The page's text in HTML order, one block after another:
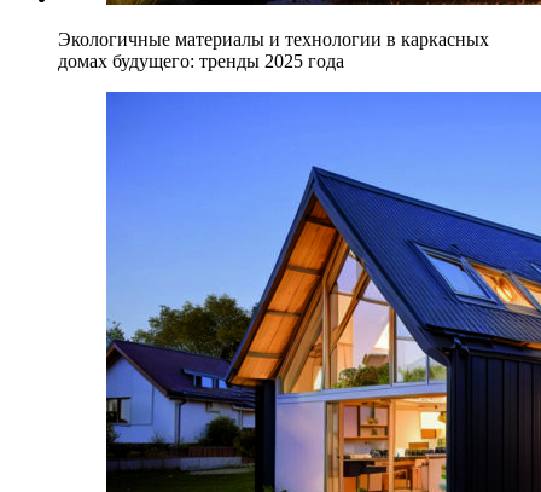
Экологичные материалы и технологии в каркасных
домах будущего: тренды 2025 года